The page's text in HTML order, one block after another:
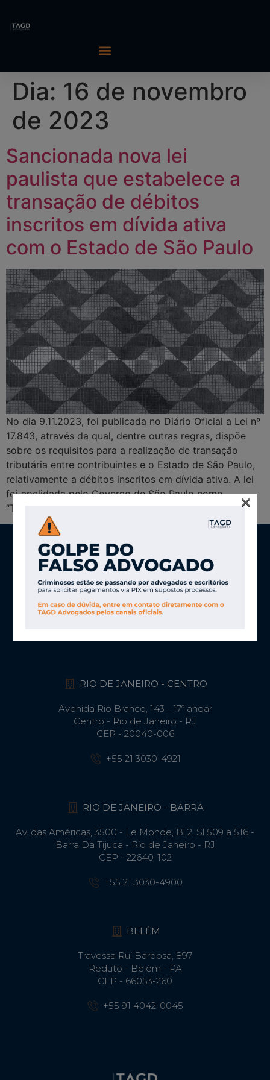
Dia: 16 de novembro
de 2023
Sancionada nova lei
paulista que estabelece a
transação de débitos
inscritos em dívida ativa
com o Estado de São Paulo
No dia 9.11.2023, foi publicada no Diário Oficial a Lei nº
17.843, através da qual, dentre outras regras, dispõe
sobre os requisitos para a realização de transação
tributária entre contribuintes e o Estado de São Paulo,
relativamente a débitos inscritos em dívida ativa. A lei
foi apelidada pelo Governo de São Paulo como
“Transaciona SP” […]
SÃO PAULO
Av. Brig. Faria Lima, 2894 – CJ 51
Jardim Paulistano - São Paulo - SP
CEP - 01451-000
RIO DE JANEIRO - CENTRO
Avenida Rio Branco, 143 - 17º andar
Centro - Rio de Janeiro - RJ
CEP - 20040-006
+55 21 3030-4921
RIO DE JANEIRO - BARRA
Av. das Américas, 3500 - Le Monde, Bl 2, Sl 509 a 516 -
Barra Da Tijuca - Rio de Janeiro - RJ
CEP - 22640-102​
+55 21 3030-4900
BELÉM
Travessa Rui Barbosa, 897
Reduto - Belém - PA
CEP - 66053-260
+55 91 4042-0045
×